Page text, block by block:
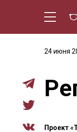
24 июня
Проект